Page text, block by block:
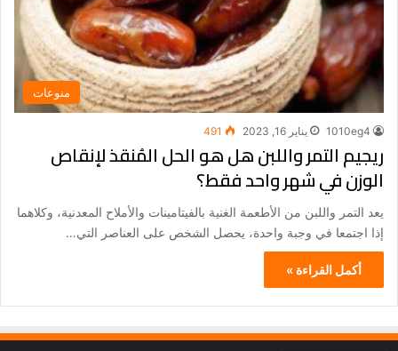
منوعات
1010eg4 يناير 16, 2023 491
ريجيم التمر واللبن هل هو الحل المُنقذ لإنقاص
الوزن في شهر واحد فقط؟
يعد التمر واللبن من الأطعمة الغنية بالفيتامينات والأملاح المعدنية، وكلاهما
إذا اجتمعا في وجبة واحدة، يحصل الشخص على العناصر التي…
أكمل القراءة »